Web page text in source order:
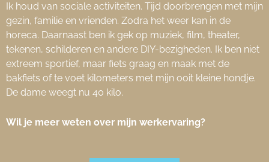
Ik houd van sociale activiteiten. Tijd doorbrengen met mijn
gezin, familie en vrienden. Zodra het weer kan in de
horeca. Daarnaast ben ik gek op muziek, film, theater,
tekenen, schilderen en andere DIY-bezigheden. Ik ben niet
extreem sportief, maar fiets graag en maak met de
bakfiets of te voet kilometers met mijn ooit kleine hondje.
De dame weegt nu 40 kilo.
Wil je meer weten over mijn werkervaring?